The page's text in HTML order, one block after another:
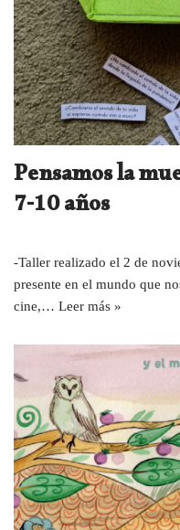
Pensamos la
7-10 años
-Taller realizado el 2 de
presente en el mundo que
cine,… Leer más »